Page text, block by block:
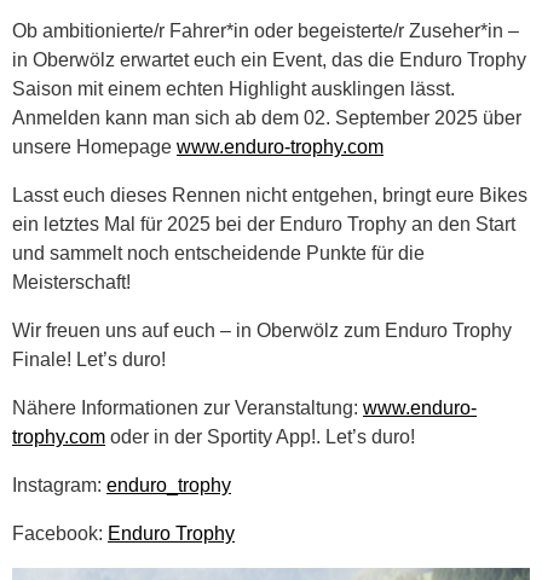
Ob ambitionierte/r Fahrer*in oder begeisterte/r Zuseher*in –
in Oberwölz erwartet euch ein Event, das die Enduro Trophy
Saison mit einem echten Highlight ausklingen lässt.
Anmelden kann man sich ab dem 02. September 2025 über
unsere Homepage www.enduro-trophy.com
Lasst euch dieses Rennen nicht entgehen, bringt eure Bikes
ein letztes Mal für 2025 bei der Enduro Trophy an den Start
und sammelt noch entscheidende Punkte für die
Meisterschaft!
Wir freuen uns auf euch – in Oberwölz zum Enduro Trophy
Finale! Let’s duro!
Nähere Informationen zur Veranstaltung: www.enduro-
trophy.com oder in der Sportity App!. Let’s duro!
Instagram: enduro_trophy
Facebook: Enduro Trophy